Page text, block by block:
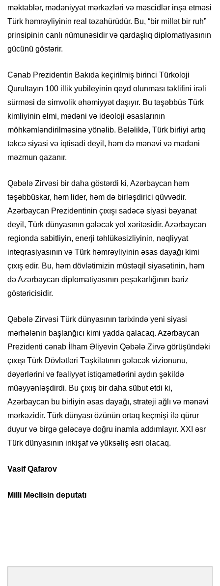
məktəblər, mədəniyyət mərkəzləri və məscidlər inşa etməsi
Türk həmrəyliyinin real təzahürüdür. Bu, “bir millət bir ruh”
prinsipinin canlı nümunəsidir və qardaşlıq diplomatiyasının
gücünü göstərir.
Cənab Prezidentin Bakıda keçirilmiş birinci Türkoloji
Qurultayın 100 illik yubileyinin qeyd olunması təklifini irəli
sürməsi də simvolik əhəmiyyət daşıyır. Bu təşəbbüs Türk
kimliyinin elmi, mədəni və ideoloji əsaslarının
möhkəmləndirilməsinə yönəlib. Beləliklə, Türk birliyi artıq
təkcə siyasi və iqtisadi deyil, həm də mənəvi və mədəni
məzmun qazanır.
Qəbələ Zirvəsi bir daha göstərdi ki, Azərbaycan həm
təşəbbüskar, həm lider, həm də birləşdirici qüvvədir.
Azərbaycan Prezidentinin çıxışı sadəcə siyasi bəyanat
deyil, Türk dünyasının gələcək yol xəritəsidir. Azərbaycan
regionda sabitliyin, enerji təhlükəsizliyinin, nəqliyyat
inteqrasiyasının və Türk həmrəyliyinin əsas dayağı kimi
çıxış edir. Bu, həm dövlətimizin müstəqil siyasətinin, həm
də Azərbaycan diplomatiyasının peşəkarlığının bariz
göstəricisidir.
Qəbələ Zirvəsi Türk dünyasının tarixində yeni siyasi
mərhələnin başlanğıcı kimi yadda qalacaq. Azərbaycan
Prezidenti cənab İlham Əliyevin Qəbələ Zirvə görüşündəki
çıxışı Türk Dövlətləri Təşkilatının gələcək vizionunu,
dəyərlərini və fəaliyyət istiqamətlərini aydın şəkildə
müəyyənləşdirdi. Bu çıxış bir daha sübut etdi ki,
Azərbaycan bu birliyin əsas dayağı, strateji ağlı və mənəvi
mərkəzidir. Türk dünyası özünün ortaq keçmişi ilə qürur
duyur və birgə gələcəyə doğru inamla addımlayır. XXI əsr
Türk dünyasının inkişaf və yüksəliş əsri olacaq.
Vasif Qafarov
Milli Məclisin deputatı